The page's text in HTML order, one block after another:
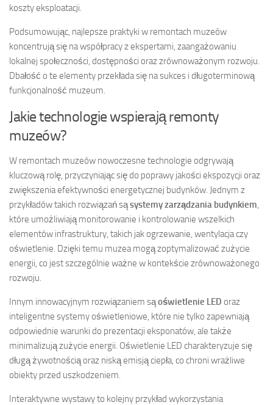
koszty eksploatacji.
Podsumowując, najlepsze praktyki w remontach muzeów
koncentrują się na współpracy z ekspertami, zaangażowaniu
lokalnej społeczności, dostępności oraz zrównoważonym rozwoju.
Dbałość o te elementy przekłada się na sukces i długoterminową
funkcjonalność muzeum.
Jakie technologie wspierają remonty
muzeów?
W remontach muzeów nowoczesne technologie odgrywają
kluczową rolę, przyczyniając się do poprawy jakości ekspozycji oraz
zwiększenia efektywności energetycznej budynków. Jednym z
przykładów takich rozwiązań sąsystemy zarządzania budynkiem,
które umożliwiają monitorowanie i kontrolowanie wszelkich
elementów infrastruktury, takich jak ogrzewanie, wentylacja czy
oświetlenie. Dzięki temu muzea mogą zoptymalizować zużycie
energii, co jest szczególnie ważne w kontekście zrównoważonego
rozwoju.
Innym innowacyjnym rozwiązaniem sąoświetlenie LED oraz
inteligentne systemy oświetleniowe, które nie tylko zapewniają
odpowiednie warunki do prezentacji eksponatów, ale także
minimalizują zużycie energii. Oświetlenie LED charakteryzuje się
długą żywotnością oraz niską emisją ciepła, co chroni wrażliwe
obiekty przed uszkodzeniem.
Interaktywne wystawy to kolejny przykład wykorzystania